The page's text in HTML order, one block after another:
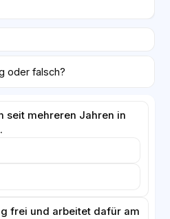
oder falsch?
seit mehreren Jahren in
frei und arbeitet dafür am